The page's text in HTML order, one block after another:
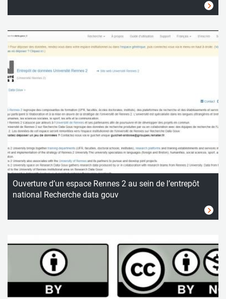
Ouverture d’un espace Rennes 2 au sein de l’entrepôt
national Recherche data gouv